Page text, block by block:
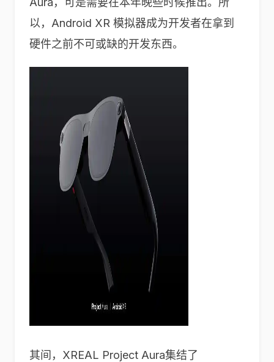
以，Android XR 模拟器成为开发者在拿到
硬件之前不可或缺的开发东西。
其间，XREAL Project Aura集结了